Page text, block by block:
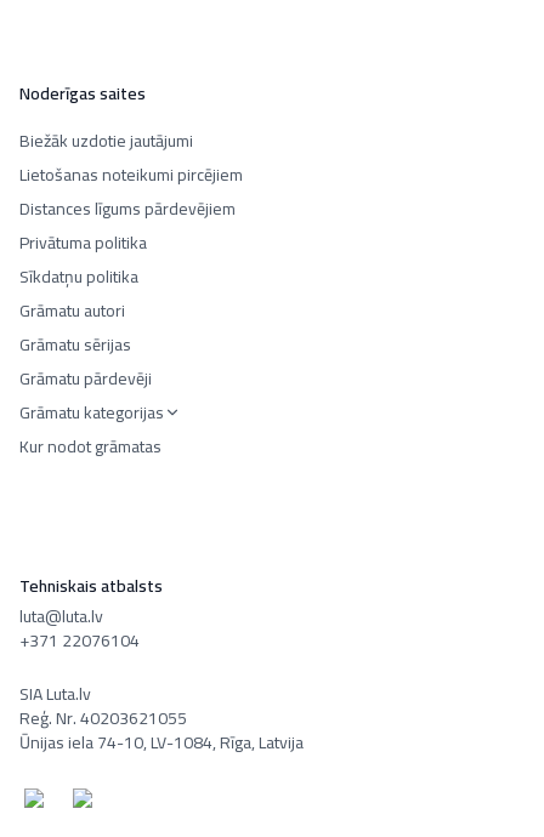
Noderīgas saites
Biežāk uzdotie jautājumi
Lietošanas noteikumi pircējiem
Distances līgums pārdevējiem
Privātuma politika
Sīkdatņu politika
Grāmatu autori
Grāmatu sērijas
Grāmatu pārdevēji
Grāmatu kategorijas
Kur nodot grāmatas
Tehniskais atbalsts
luta@luta.lv
+371 22076104
SIA Luta.lv
Reģ. Nr. 40203621055
Ūnijas iela 74-10, LV-1084, Rīga, Latvija